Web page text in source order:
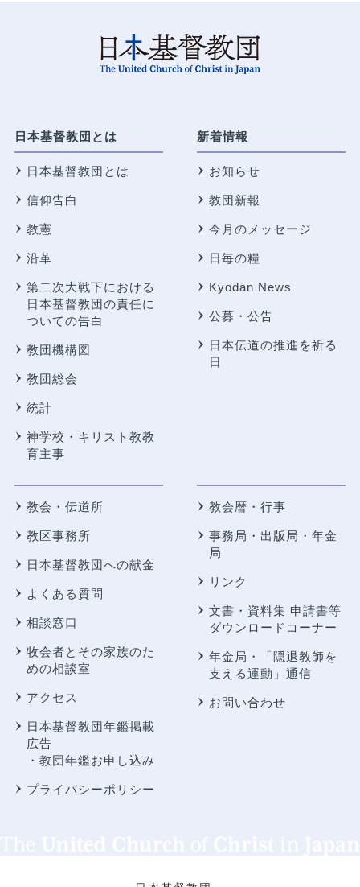
日本基督教団とは
日本基督教団とは
信仰告白
教憲
沿革
第二次大戦下における
日本基督教団の責任に
ついての告白
教団機構図
教団総会
統計
神学校・キリスト教教
育主事
新着情報
お知らせ
教団新報
今月のメッセージ
日毎の糧
Kyodan News
公募・公告
日本伝道の推進を祈る
日
教会・伝道所
教区事務所
日本基督教団への献金
よくある質問
相談窓口
牧会者とその家族のた
めの相談室
アクセス
日本基督教団年鑑掲載
広告
・教団年鑑お申し込み
プライバシーポリシー
教会暦・行事
事務局・出版局・年金
局
リンク
文書・資料集 申請書等
ダウンロードコーナー
年金局・
「隠退教師を
支える運動」通信
お問い合わせ